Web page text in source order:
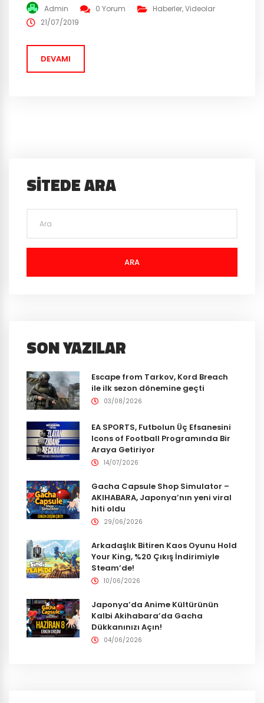
ve Yennefer bunların başlıcaları. Netflix, diziyi ilk
duyurduğunda oynaması beklenen oyuncular çok ses
görünüşleri oyundakine çok benzerlik gösteriyor.
Fragman...
Admin 0 Yorum Haberler,Videolar
21/07/2019
DEVAMI
SITEDE ARA
ARA
SON YAZILAR
Escape from Tarkov, Kord Breach
ile ilk sezon dönemine geçti
03/08/2026
EA SPORTS, Futbolun Üç Efsanesini
Icons of Football Programında Bir
Araya Getiriyor
14/07/2026
Gacha Capsule Shop Simulator –
AKIHABARA, Japonya’nın yeni viral
hiti oldu
29/06/2026
Arkadaşlık Bitiren Kaos Oyunu Hold
Your King, %20 Çıkış İndirimiyle
Steam’de!
10/06/2026
Japonya’da Anime Kültürünün
Kalbi Akihabara’da Gacha
Dükkanınızı Açın!
04/06/2026